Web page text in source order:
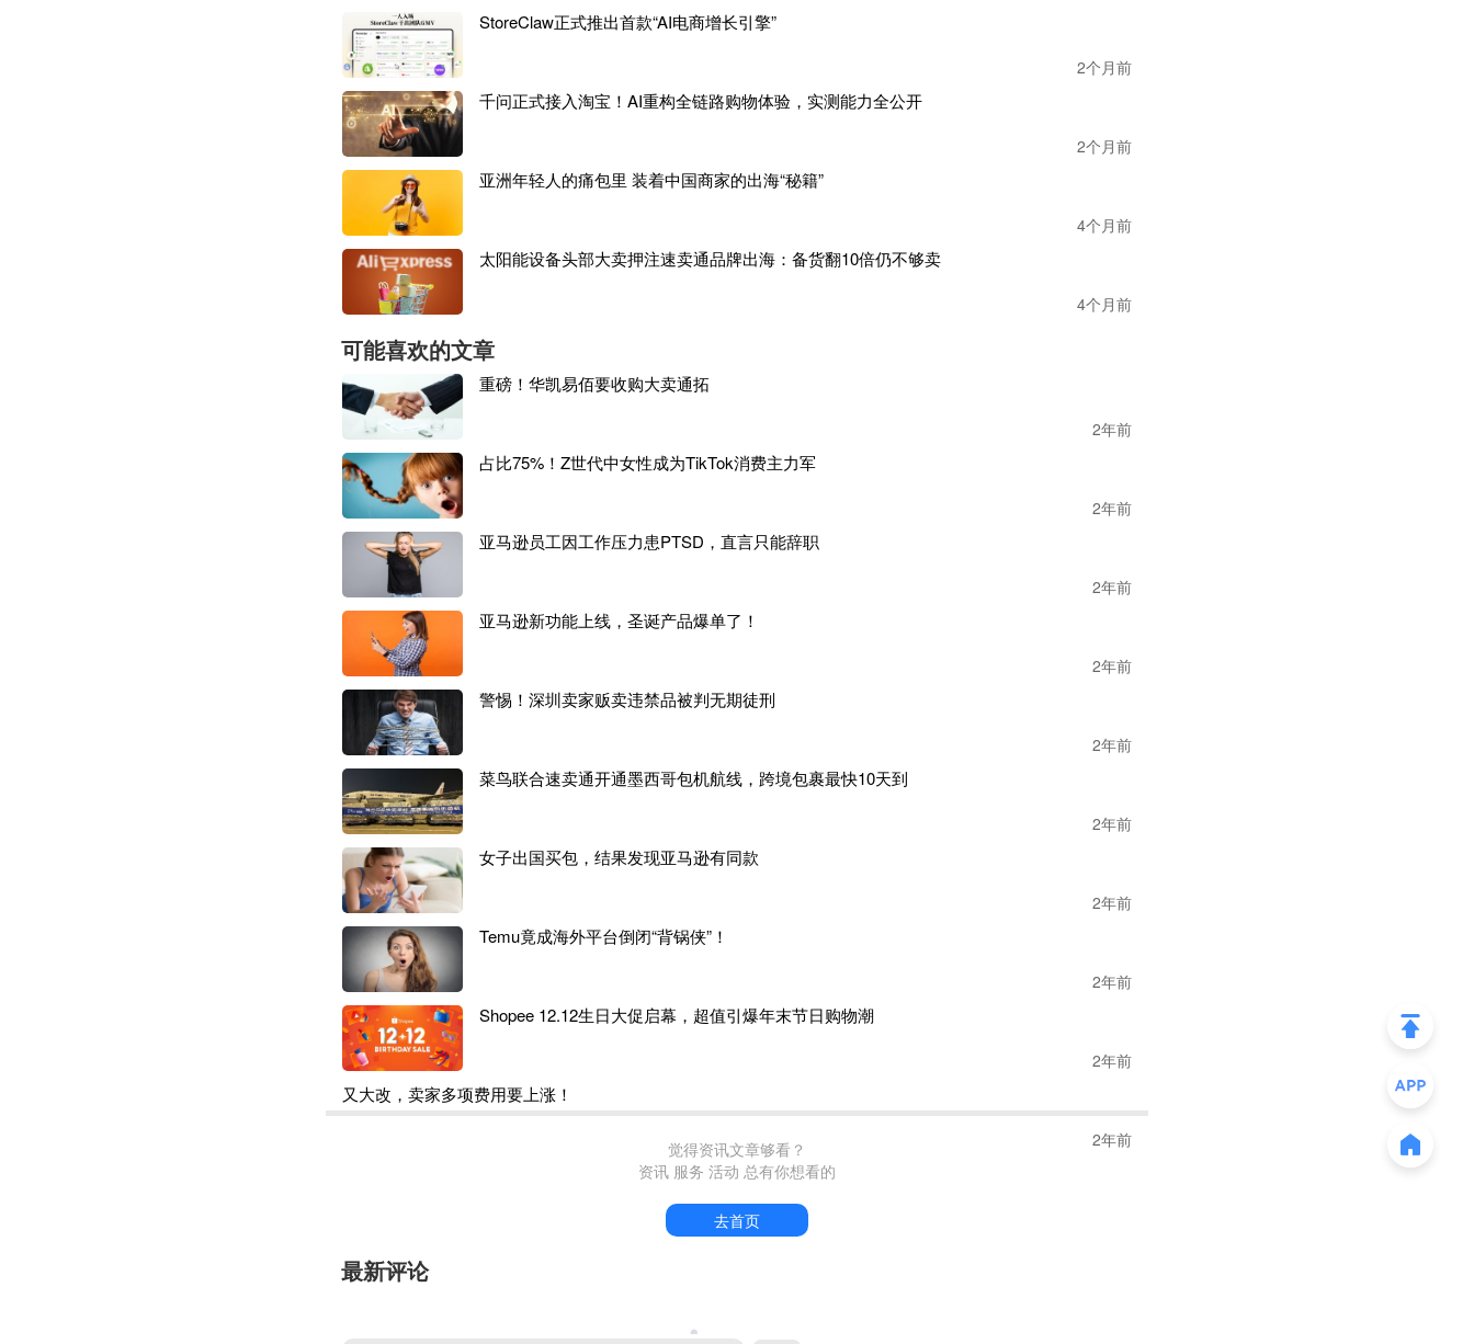
“不卷、出单快、利润高”是出海卖家的理想平台，欧洲宝藏电商平台Allegro脱颖而出，成为越来越多跨
境卖家“新宠”。
Allegro是波兰第一家也是最大的电商平台，常年被评选为波兰
24年的发展
历史。对于很多波兰人来说，“网购”这一概念就是与Allegro密切相关的，超过80%的波兰网民在网购时
会首先考虑Allegro
至2022年Allegro平台NPS（净推荐值）达83，远超行业平均水平
事实上，Allegro
台。
平台利好政策扶持！中国卖家业绩飞升
值得注意的是， Allegro平台环境相对轻松，目前平台的中国卖家占比并不算高，不到
gro经营对中国卖家来说竞争压力不大，其中
下特点：1. 在欧洲市场有一定的销售经验 2. 积极参加平台的促销活动或且有清晰的引流促销战略 3. 在
欧洲有海外仓或使用Allegro平台的官方仓，能够提供高效的配送服务 4. 销售质量评分高，能够提供优
质的客户服务 5. 所售品类在欧洲市场具有性价比优势。
——参加该计划的客户仅需支付很少的
费用就可以享受不限次数的免费配送和退货服务。据统计，Allegro Smart!计划已有超过500万用户，该
计划的包裹可免费配送至超过9万个快递柜和自提点的网络。
2022年加入Allegro Smart!免运费计划，刚开始只有
划的要求。但是在对这些offer添加了Smart!徽章以后，店铺的销量很快就有了明显的增长,于是该卖家在
客户经理的建议和指导下，逐步优化自己的offer，从而逐步提升了有资格开通Smart!免运费计划的offer
卖家的营业额实现了近两倍的增长，营业额突破百万人民币
StoreClaw正式推出首款“AI电商增长引擎”
2个月前
千问正式接入淘宝！AI重构全链路购物体验，实测能力全公开
2个月前
亚洲年轻人的痛包里 装着中国商家的出海“秘籍”
4个月前
太阳能设备头部大卖押注速卖通品牌出海：备货翻10倍仍不够卖
4个月前
可能喜欢的文章
重磅！华凯易佰要收购大卖通拓
2年前
占比75%！Z世代中女性成为TikTok消费主力军
2年前
亚马逊员工因工作压力患PTSD，直言只能辞职
2年前
亚马逊新功能上线，圣诞产品爆单了！
2年前
警惕！深圳卖家贩卖违禁品被判无期徒刑
2年前
菜鸟联合速卖通开通墨西哥包机航线，跨境包裹最快10天到
2年前
女子出国买包，结果发现亚马逊有同款
2年前
Temu竟成海外平台倒闭“背锅侠”！
2年前
Shopee 12.12生日大促启幕，超值引爆年末节日购物潮
2年前
又大改，卖家多项费用要上涨！
2年前
觉得资讯文章够看？
资讯 服务 活动 总有你想看的
去首页
最新评论